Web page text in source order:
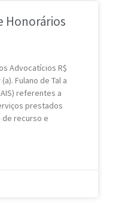
Honorários
Advocatícios R$
Fulano de Tal a
referentes a
prestados
recurso e